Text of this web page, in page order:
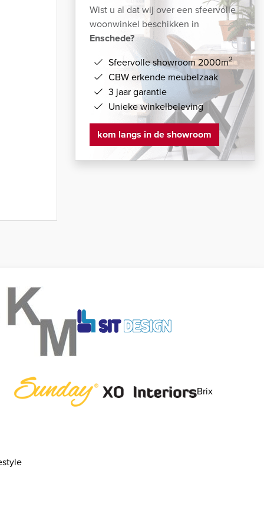
Wist u al dat wij over een sfeervolle
woonwinkel beschikken in
Enschede?
Sfeervolle showroom 2000m2
CBW erkende meubelzaak
3 jaar garantie
Unieke winkelbeleving
kom langs in de showroom
Brix